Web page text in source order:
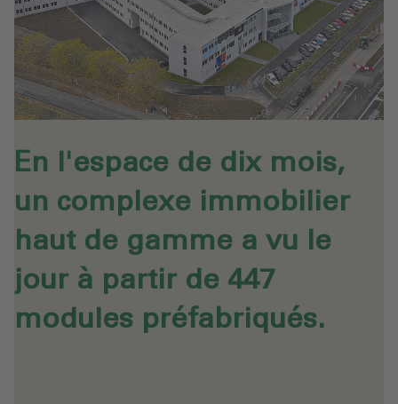
En l'espace de dix mois,
un complexe immobilier
haut de gamme a vu le
jour à partir de 447
modules préfabriqués.